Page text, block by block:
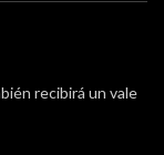
recibirá un vale